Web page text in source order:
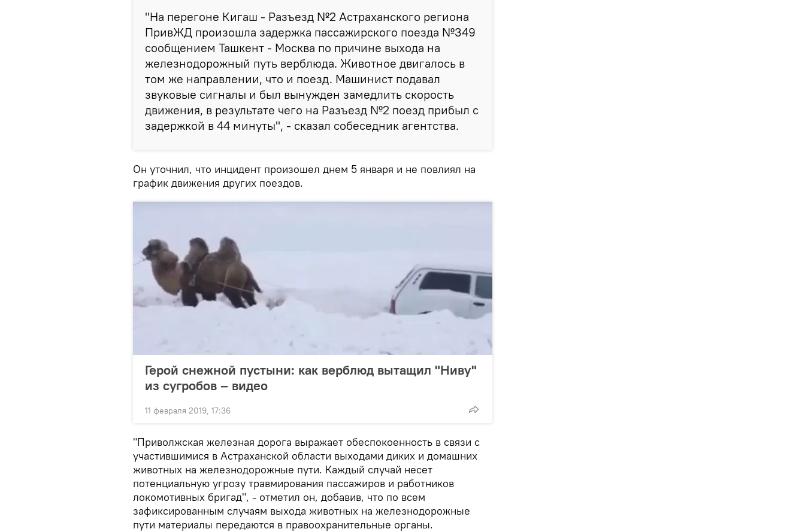
"На перегоне Кигаш - Разъезд №2 Астраханского региона
ПривЖД произошла задержка пассажирского поезда №349
сообщением Ташкент - Москва по причине выхода на
железнодорожный путь верблюда. Животное двигалось в
том же направлении, что и поезд. Машинист подавал
звуковые сигналы и был вынужден замедлить скорость
движения, в результате чего на Разъезд №2 поезд прибыл с
задержкой в 44 минуты", - сказал собеседник агентства.
Он уточнил, что инцидент произошел днем 5 января и не повлиял на
график движения других поездов.
Герой снежной пустыни: как верблюд вытащил "Ниву"
из сугробов – видео
11 февраля 2019, 17:36
"Приволжская железная дорога выражает обеспокоенность в связи с
участившимися в Астраханской области выходами диких и домашних
животных на железнодорожные пути. Каждый случай несет
потенциальную угрозу травмирования пассажиров и работников
локомотивных бригад", - отметил он, добавив, что по всем
зафиксированным случаям выхода животных на железнодорожные
пути материалы передаются в правоохранительные органы.